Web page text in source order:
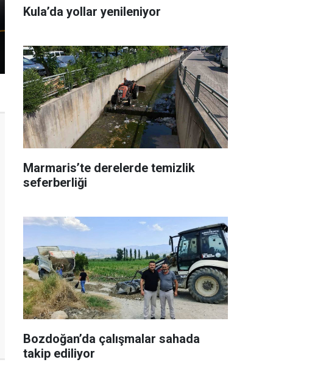
Kula’da yollar yenileniyor
Marmaris’te derelerde temizlik
seferberliği
Bozdoğan’da çalışmalar sahada
takip ediliyor